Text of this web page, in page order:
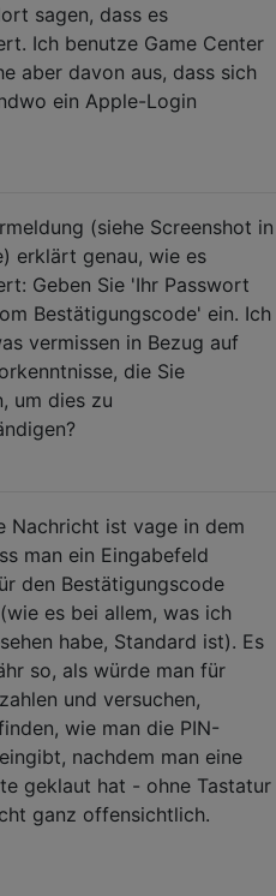
sagen, dass es
Ich benutze Game Center
aber davon aus, dass sich
ein Apple-Login
(siehe Screenshot in
erklärt genau, wie es
Geben Sie 'Ihr Passwort
Bestätigungscode' ein. Ich
vermissen in Bezug auf
die Sie
um dies zu
Nachricht ist vage in dem
man ein Eingabefeld
den Bestätigungscode
es bei allem, was ich
habe, Standard ist). Es
so, als würde man für
und versuchen,
wie man die PIN-
nachdem man eine
geklaut hat - ohne Tastatur
ganz offensichtlich.